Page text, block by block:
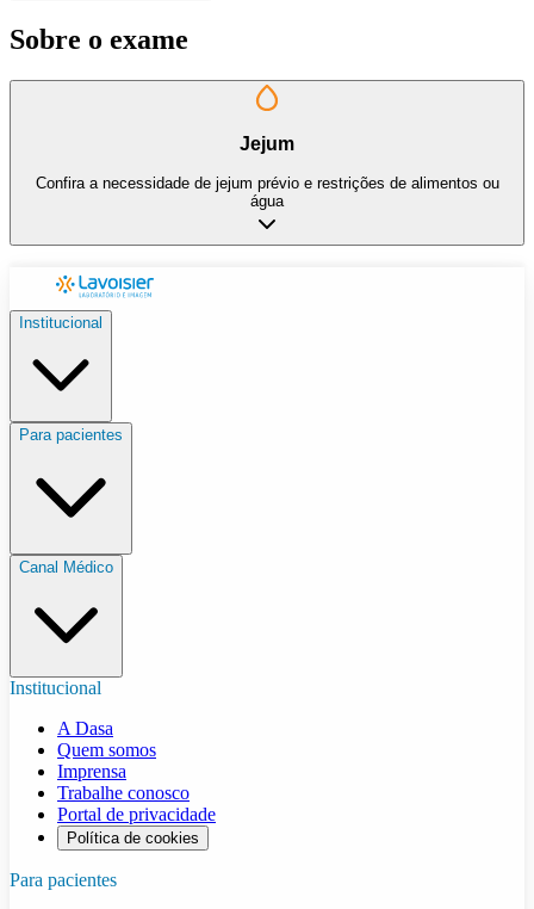
Sobre o exame
Jejum
Confira a necessidade de jejum prévio e restrições de alimentos ou
água
Institucional
Para pacientes
Canal Médico
Institucional
A Dasa
Quem somos
Imprensa
Trabalhe conosco
Portal de privacidade
Política de cookies
Para pacientes